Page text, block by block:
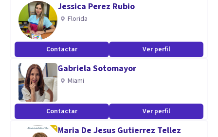
Jessica Perez Rubio
Florida
Contactar Ver perfil
Gabriela Sotomayor
Miami
Contactar Ver perfil
Maria De Jesus Gutierrez Tellez